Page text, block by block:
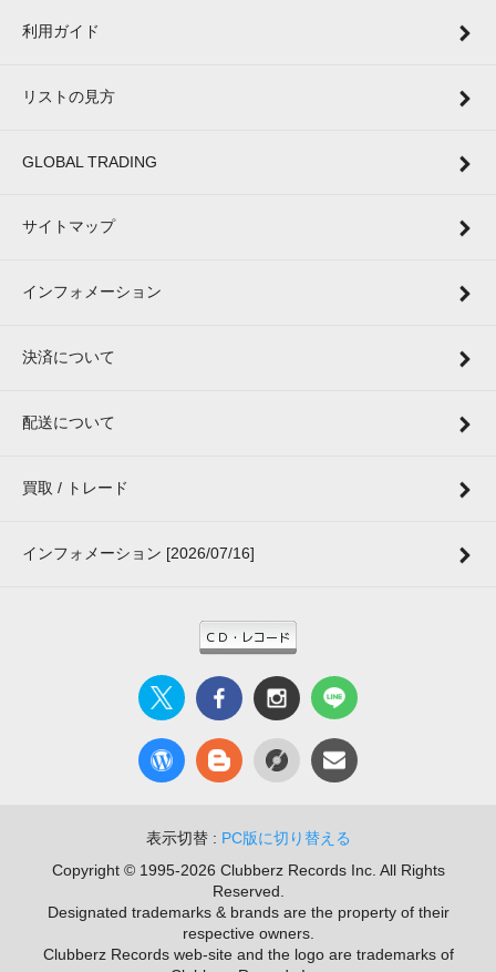
利用ガイド
リストの見方
GLOBAL TRADING
サイトマップ
インフォメーション
決済について
配送について
買取 / トレード
インフォメーション [2026/07/16]
表示切替 : PC版に切り替える
Copyright © 1995-2026 Clubberz Records Inc. All Rights
Reserved.
Designated trademarks & brands are the property of their
respective owners.
Clubberz Records web-site and the logo are trademarks of